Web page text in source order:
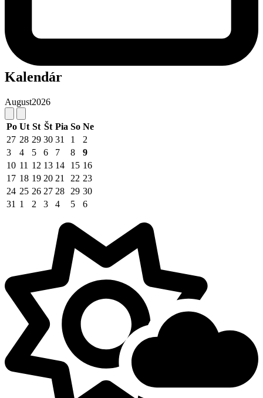
Kalendár
August2026
Po Ut St Št Pia So Ne
27 28 29 30 31 1
2
3
4 5 6 7 8
9
10 11 12 13 14 15 16
17 18 19 20 21 22 23
24 25 26 27 28 29 30
31 1 2 3 4 5 6